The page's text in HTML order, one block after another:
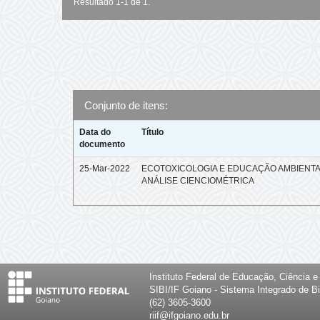
Resultado 1-1 de 1.
Conjunto de itens:
Data do
documento
Título
25-Mar-2022
ECOTOXICOLOGIA E EDUCAÇÃO
ANÁLISE CIENCIOMÉTRICA
Instituto Federal de Educação, Ciência
SIBI/IF Goiano - Sistema Integrado de
(62) 3605-3600
riif@ifgoiano.edu.br